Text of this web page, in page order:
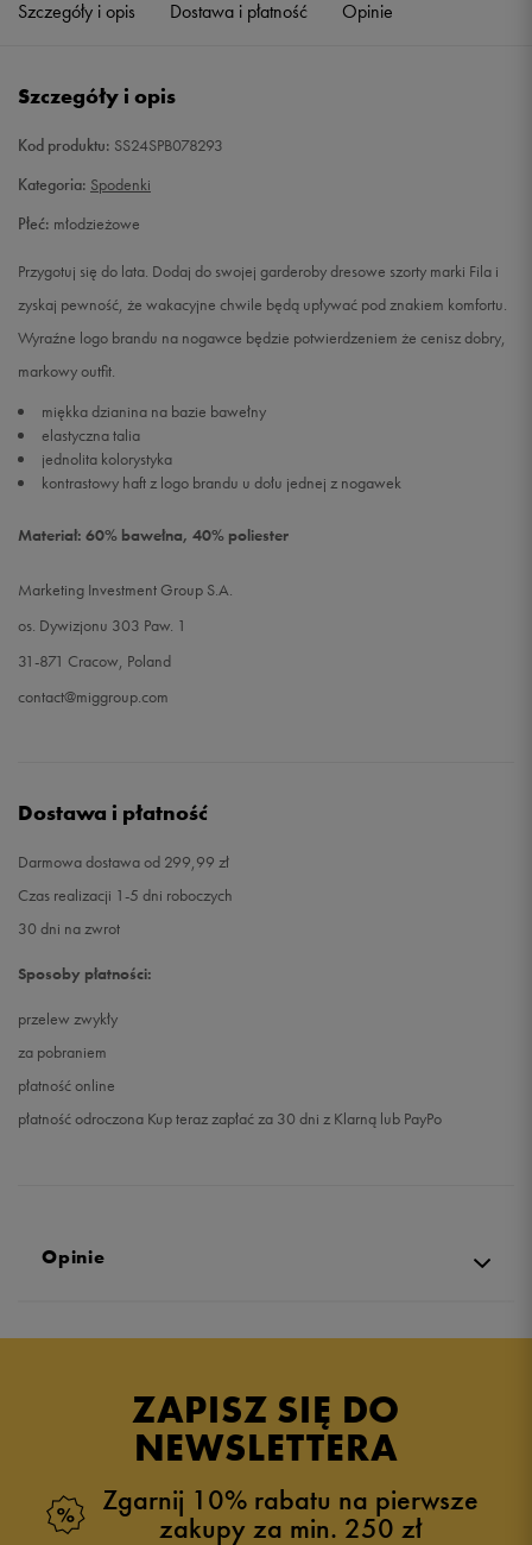
Szczegóły i opis Dostawa i płatność Opinie
Szczegóły i opis
Kod produktu: SS24SPB078293
Kategoria: Spodenki
Płeć: młodzieżowe
Przygotuj się do lata. Dodaj do swojej garderoby dresowe szorty marki Fila i
zyskaj pewność, że wakacyjne chwile będą upływać pod znakiem komfortu.
Wyraźne logo brandu na nogawce będzie potwierdzeniem że cenisz dobry,
markowy outfit.
miękka dzianina na bazie bawełny
elastyczna talia
jednolita kolorystyka
kontrastowy haft z logo brandu u dołu jednej z nogawek
Materiał: 60% bawełna, 40% poliester
Marketing Investment Group S.A.
os. Dywizjonu 303 Paw. 1
31-871 Cracow, Poland
contact@miggroup.com
Dostawa i płatność
Darmowa dostawa od 299,99 zł
Czas realizacji 1-5 dni roboczych
30 dni na zwrot
Sposoby płatności:
przelew zwykły
za pobraniem
płatność online
płatność odroczona Kup teraz zapłać za 30 dni z Klarną lub PayPo
Opinie
5.0
zebranych i zweryfikowanych przez
ZAPISZ SIĘ DO
NEWSLETTERA
Zgarnij 10% rabatu na pierwsze
zakupy za min. 250 zł